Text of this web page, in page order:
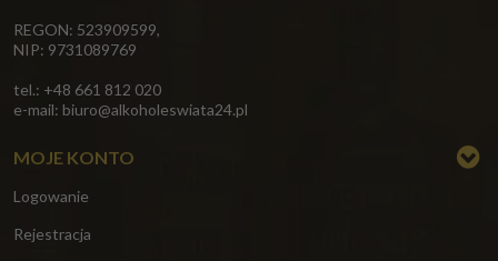
REGON: 523909599,
NIP: 9731089769
tel.: +48 661 812 020
e-mail: biuro@alkoholeswiata24.pl
MOJE KONTO
Logowanie
Rejestracja